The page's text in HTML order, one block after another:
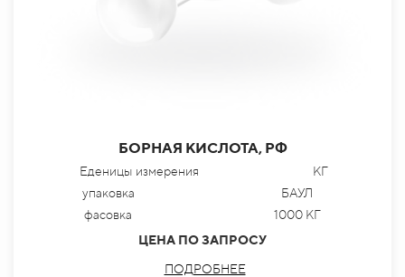
БОРНАЯ КИСЛОТА, РФ
Еденицы измерения
КГ
упаковка
БАУЛ
фасовка
1000 КГ
ЦЕНА ПО ЗАПРОСУ
ПОДРОБНЕЕ